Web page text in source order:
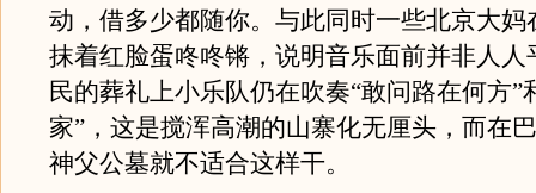
动，借多少都随你。与此同时一些北京大妈
抹着红脸蛋咚咚锵，说明音乐面前并非人人
民的葬礼上小乐队仍在吹奏“敢问路在何方”
家”，这是搅浑高潮的山寨化无厘头，而在
神父公墓就不适合这样干。